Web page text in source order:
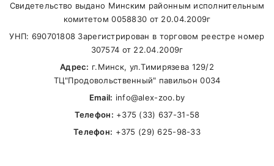
Свидетельство выдано Минским районным исполнительным
комитетом 0058830 от 20.04.2009г
УНП: 690701808 Зарегистрирован в торговом реестре номер
307574 от 22.04.2009г
Адрес: г.Минск, ул.Тимирязева 129/2
ТЦ"Продовольственный" павильон 0034
Email: info@alex-zoo.by
Телефон: +375 (33) 637-31-58
Телефон: +375 (29) 625-98-33